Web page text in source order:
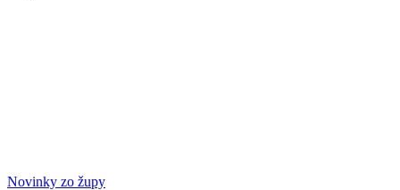
Novinky zo župy